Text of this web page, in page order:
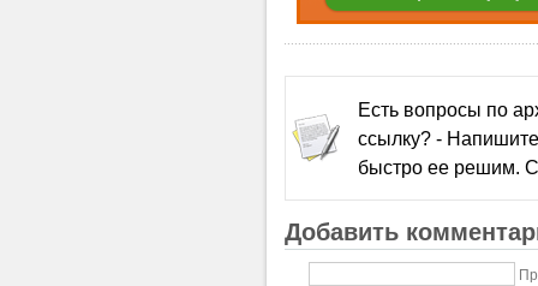
Есть вопросы по
ссылку? -
быстро ее решим.
Добавить